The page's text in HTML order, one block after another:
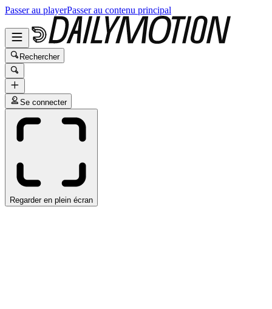
Passer au playerPasser au contenu principal
Rechercher
Se connecter
Regarder en plein écran